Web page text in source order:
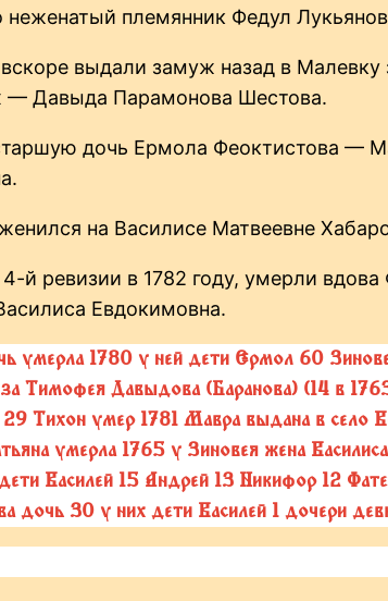
неженатый племянник Федул
выдали замуж назад в
— Давыда Парамонова Шестова.
дочь Ермола Феоктистова —
на Василисе Матвеевне
й ревизии в 1782 году, умерли
Евдокимовна.
умерла 1780 у ней дети Ермол 60
за Тимофея Давыдова (Баранова) (14 в
Тихон умер 1781 Мавра выдана в село
умерла 1765 у Зиновея жена
Василей 15 Андрей 13 Никифор 12
дочь 30 у них дети Василей 1 дочери